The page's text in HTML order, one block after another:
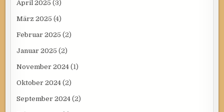
April 2025 (3)
März 2025 (4)
Februar 2025 (2)
Januar 2025 (2)
November 2024 (1)
Oktober 2024 (2)
September 2024 (2)